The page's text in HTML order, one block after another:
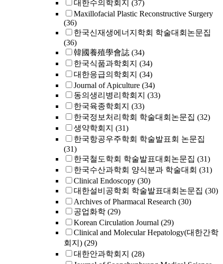
대한수의학회지 (37)
Maxillofacial Plastic Reconstructive Surgery
(36)
한국신재생에너지학회 학술대회논문집
(36)
韓國養殖學會誌 (34)
한국식품과학회지 (34)
대한응급의학회지 (34)
Journal of Apiculture (34)
동의생리병리학회지 (33)
한국육종학회지 (33)
한국정보처리학회 학술대회논문집 (32)
생약학회지 (31)
한국항공우주학회 학술발표회 논문집
(31)
한국철도학회 학술발표대회논문집 (31)
한국수산과학회 양식분과 학술대회 (31)
Clinical Endoscopy (30)
대한설비공학회 학술발표대회논문집 (30)
Archives of Pharmacal Research (30)
공업화학 (29)
Korean Circulation Journal (29)
Clinical and Molecular Hepatology(대한간학
회지) (29)
대한안과학회지 (28)